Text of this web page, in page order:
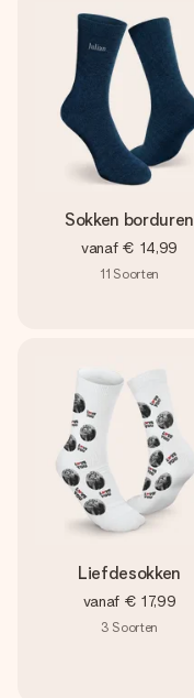
Sokken borduren
vanaf € 14,99
11 Soorten
Liefdesokken
vanaf € 17,99
3 Soorten